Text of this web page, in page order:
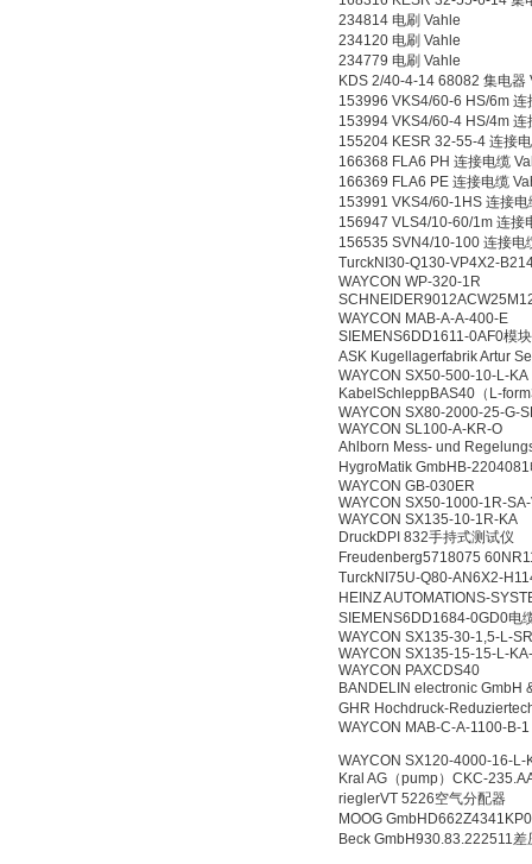
234814 电刷 Vahle
234120 电刷 Vahle
234779 电刷 Vahle
KDS 2/40-4-14 68082 集电
153996 VKS4/60-6 HS/6m
153994 VKS4/60-4 HS/4m
155204 KESR 32-55-4 连接
166368 FLA6 PH 连接电缆
166369 FLA6 PE 连接电缆
153991 VKS4/60-1HS 连接
156947 VLS4/10-60/1m 连接
156535 SVN4/10-100 连接电
TurckNI30-Q130-VP4X2-
WAYCON WP-320-1R
WAYCON MAB-A-A-400-E
SIEMENS6DD1611-0AF0模块
ASK Kugellagerfabrik Artur
WAYCON SX50-500-10-L-KA
KabelSchleppBAS40（L-
WAYCON SX80-2000-25-G-
WAYCON SL100-A-KR-O
Ahlborn Mess- und
HygroMatik GmbHB-
WAYCON GB-030ER
WAYCON SX50-1000-1R-
WAYCON SX135-10-1R-KA
DruckDPI 832手持式测试仪
Freudenberg5718075
TurckNI75U-Q80-AN6X2-
HEINZ AUTOMATIONS-
SIEMENS6DD1684-0GD0电
WAYCON SX135-30-1,5-L-SR
WAYCON SX135-15-15-L-
WAYCON PAXCDS40
BANDELIN electronic GmbH
GHR Hochdruck-
WAYCON MAB-C-A-1100-B-1
WAYCON SX120-4000-16-L-
Kral AG（pump）CKC-
rieglerVT 5226空气分配器
MOOG
Beck GmbH930.83.222511差